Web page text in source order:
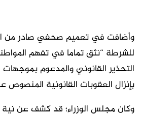
وأضافت في تعميم صحفي صادر من
للشرطة “نثق تماما في تفهم
التحذير القانوني والمدعوم
بإنزال العقوبات القانونية المنصوص
وكان مجلس الوزراء؛ قد كشف عن